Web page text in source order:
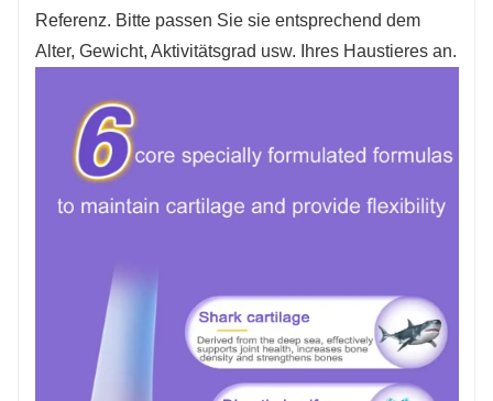
Referenz. Bitte passen Sie sie entsprechend dem
Alter, Gewicht, Aktivitätsgrad usw. Ihres Haustieres an.